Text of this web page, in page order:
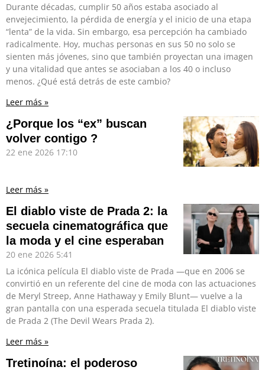
Durante décadas, cumplir 50 años estaba asociado al
envejecimiento, la pérdida de energía y el inicio de una etapa
“lenta” de la vida. Sin embargo, esa percepción ha cambiado
radicalmente. Hoy, muchas personas en sus 50 no solo se
sienten más jóvenes, sino que también proyectan una imagen
y una vitalidad que antes se asociaban a los 40 o incluso
menos. ¿Qué está detrás de este cambio?
Leer más »
¿Porque los “ex” buscan
volver contigo ?
22 ene 2026 17:10
Leer más »
El diablo viste de Prada 2: la
secuela cinematográfica que
la moda y el cine esperaban
20 ene 2026 5:41
La icónica película El diablo viste de Prada —que en 2006 se
convirtió en un referente del cine de moda con las actuaciones
de Meryl Streep, Anne Hathaway y Emily Blunt— vuelve a la
gran pantalla con una esperada secuela titulada El diablo viste
de Prada 2 (The Devil Wears Prada 2).
Leer más »
Tretinoína: el poderoso